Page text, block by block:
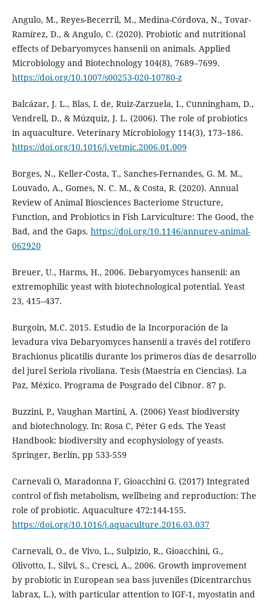
Angulo, M., Reyes-Becerril, M., Medina-Córdova, N., Tovar-
Ramírez, D., & Angulo, C. (2020). Probiotic and nutritional
effects of Debaryomyces hansenii on animals. Applied
Microbiology and Biotechnology 104(8), 7689–7699.
https://doi.org/10.1007/s00253-020-10780-z
Balcázar, J. L., Blas, I. de, Ruiz-Zarzuela, I., Cunningham, D.,
Vendrell, D., & Múzquiz, J. L. (2006). The role of probiotics
in aquaculture. Veterinary Microbiology 114(3), 173–186.
https://doi.org/10.1016/j.vetmic.2006.01.009
Borges, N., Keller-Costa, T., Sanches-Fernandes, G. M. M.,
Louvado, A., Gomes, N. C. M., & Costa, R. (2020). Annual
Review of Animal Biosciences Bacteriome Structure,
Function, and Probiotics in Fish Larviculture: The Good, the
Bad, and the Gaps. https://doi.org/10.1146/annurev-animal-
062920
Breuer, U., Harms, H., 2006. Debaryomyces hansenii: an
extremophilic yeast with biotechnological potential. Yeast
23, 415–437.
Burgoin, M.C. 2015. Estudio de la Incorporación de la
levadura viva Debaryomyces hansenii a través del rotífero
Brachionus plicatilis durante los primeros días de desarrollo
del jurel Seriola rivoliana. Tesis (Maestría en Ciencias). La
Paz, México. Programa de Posgrado del Cibnor. 87 p.
Buzzini, P., Vaughan Martini, A. (2006) Yeast biodiversity
and biotechnology. In: Rosa C, Péter G eds. The Yeast
Handbook: biodiversity and ecophysiology of yeasts.
Springer, Berlín, pp 533-559
Carnevali O, Maradonna F, Gioacchini G. (2017) Integrated
control of fish metabolism, wellbeing and reproduction: The
role of probiotic. Aquaculture 472:144-155.
https://doi.org/10.1016/j.aquaculture.2016.03.037
Carnevali, O., de Vivo, L., Sulpizio, R., Gioacchini, G.,
Olivotto, I., Silvi, S., Cresci, A., 2006. Growth improvement
by probiotic in European sea bass juveniles (Dicentrarchus
labrax, L.), with particular attention to IGF-1, myostatin and